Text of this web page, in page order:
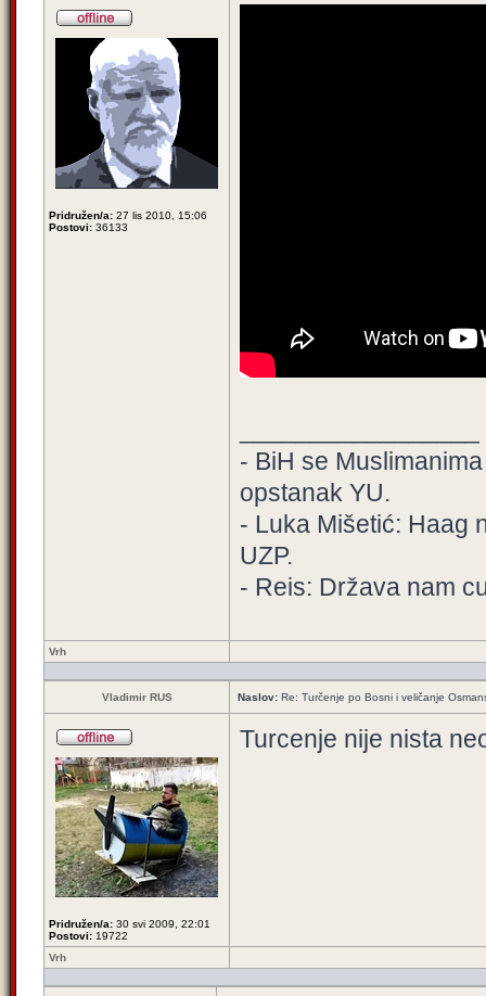
Pridružen/a: 27 lis 2010, 15:06
Postovi: 36133
- BiH se
opstanak YU.
- Luka Mišetić: Haag
UZP.
- Reis: Država nam
Vrh
Vladimir RUS Naslov: Re: Turčenje po Bosni i veličanje
Pridružen/a: 30 svi 2009, 22:01
Postovi: 19722
Turcenje nije nista
Vrh